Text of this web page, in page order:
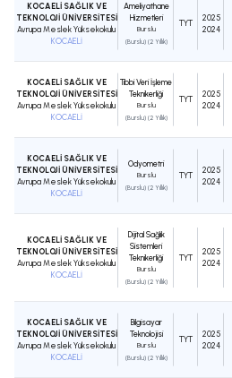
KOCAELİ SAĞLIK VE
TEKNOLOJİ ÜNİVERSİTESİ
Avrupa Meslek Yüksekokulu
KOCAELİ
Ameliyathane
Hizmetleri
Burslu
(Burslu) (2 Yıllık)
TYT
2025
2024
KOCAELİ SAĞLIK VE
TEKNOLOJİ ÜNİVERSİTESİ
Avrupa Meslek Yüksekokulu
KOCAELİ
Tıbbi Veri İşleme
Teknikerliği
Burslu
(Burslu) (2 Yıllık)
TYT
2025
2024
KOCAELİ SAĞLIK VE
TEKNOLOJİ ÜNİVERSİTESİ
Avrupa Meslek Yüksekokulu
KOCAELİ
Odyometri
Burslu
(Burslu) (2 Yıllık)
TYT
2025
2024
KOCAELİ SAĞLIK VE
TEKNOLOJİ ÜNİVERSİTESİ
Avrupa Meslek Yüksekokulu
KOCAELİ
Dijital Sağlık
Sistemleri
Teknikerliği
Burslu
(Burslu) (2 Yıllık)
TYT
2025
2024
KOCAELİ SAĞLIK VE
TEKNOLOJİ ÜNİVERSİTESİ
Avrupa Meslek Yüksekokulu
KOCAELİ
Bilgisayar
Teknolojisi
Burslu
(Burslu) (2 Yıllık)
TYT
2025
2024